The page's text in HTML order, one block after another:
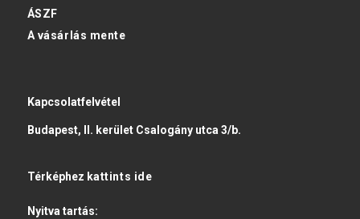
ÁSZF
A vásárlás mente
Kapcsolatfelvétel
Budapest, II. kerület Csalogány utca 3/b.
Térképhez kattints ide
Nyitva tartás: